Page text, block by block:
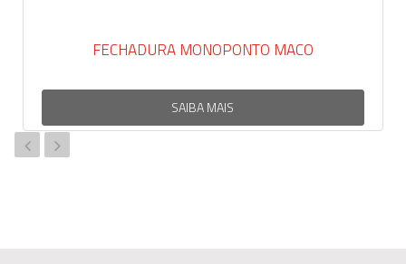
FECHADURA MONOPONTO MACO
SAIBA MAIS